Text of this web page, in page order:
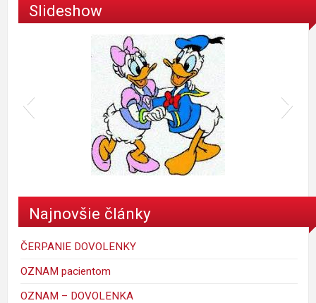
Slideshow
Najnovšie články
ČERPANIE DOVOLENKY
OZNAM pacientom
OZNAM – DOVOLENKA